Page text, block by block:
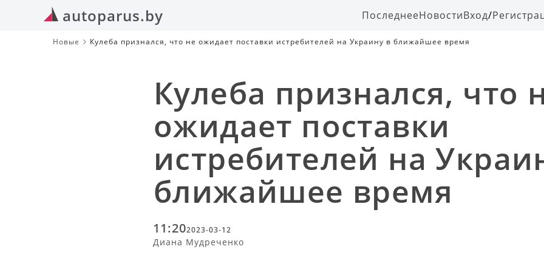
autoparus.by ПоследнееНовостиВход/
Новые Кулеба признался, что не ожидает поставки истребителей на Украину в ближайшее время
Кулеба признался, что
ожидает поставки
истребителей на
ближайшее время
11:202023-03-12
Диана Мудреченко